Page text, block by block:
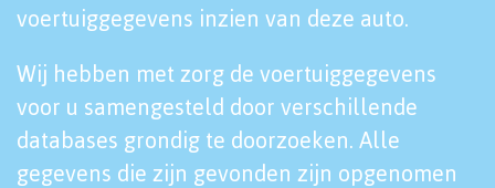
voertuiggegevens inzien van deze auto.
Wij hebben met zorg de voertuiggegevens
voor u samengesteld door verschillende
databases grondig te doorzoeken. Alle
gegevens die zijn gevonden zijn opgenomen